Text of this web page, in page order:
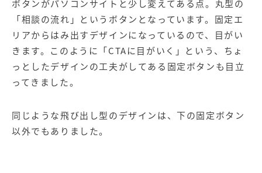
ボタンがパソコンサイトと少し変えてある点。丸型の
「相談の流れ」というボタンとなっています。固定エ
リアからはみ出すデザインになっているので、目がい
きます。このように「CTAに目がいく」という、ちょ
っとしたデザインの工夫がしてある固定ボタンも目立
ってきました。
同じような飛び出し型のデザインは、下の固定ボタン
以外でもありました。